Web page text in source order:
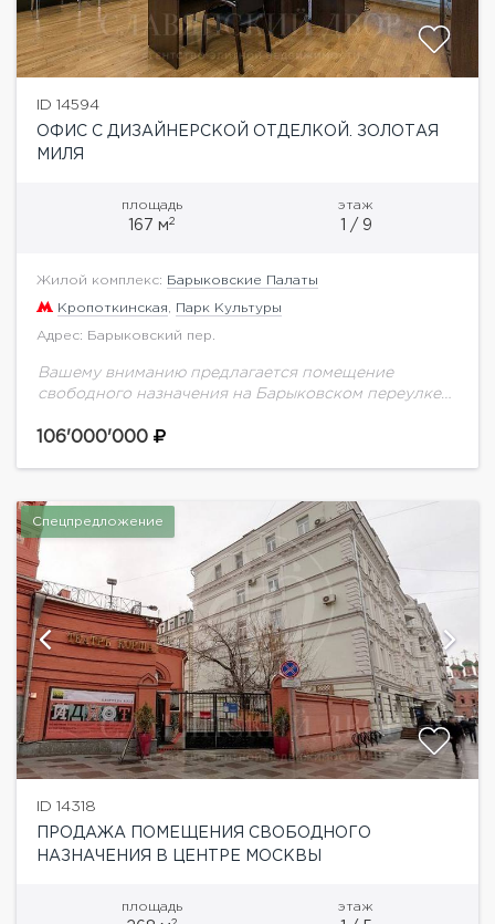
ID 14594
ОФИС С ДИЗАЙНЕРСКОЙ ОТДЕЛКОЙ. ЗОЛОТАЯ
МИЛЯ
площадь
167 м2
этаж
1 / 9
Жилой комплекс: Барыковские Палаты
Кропоткинская Парк Культуры
Адрес: Барыковский пер.
Вашему вниманию предлагается помещение
свободного назначения на Барыковском переулке
площадь 167 кв. м Выполнен качественный ремонт в
106'000'000
Спецпредложение
ID 14318
ПРОДАЖА ПОМЕЩЕНИЯ СВОБОДНОГО
НАЗНАЧЕНИЯ В ЦЕНТРЕ МОСКВЫ
площадь этаж